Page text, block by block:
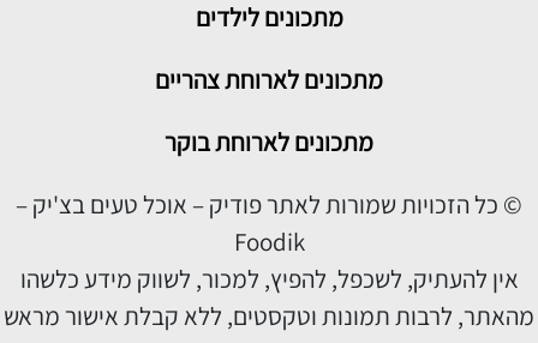
מתכונים לילדים
מתכונים לארוחת צהריים
מתכונים לארוחת בוקר
© כל הזכויות שמורות לאתר פודיק – אוכל טעים בצ'יק –
Foodik
אין להעתיק, לשכפל, להפיץ, למכור, לשווק מידע כלשהו
מהאתר, לרבות תמונות וטקסטים, ללא קבלת אישור מראש